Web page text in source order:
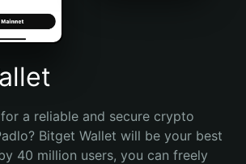
a reliable and secure crypto
Bitget Wallet will be your best
40 million users, you can freely